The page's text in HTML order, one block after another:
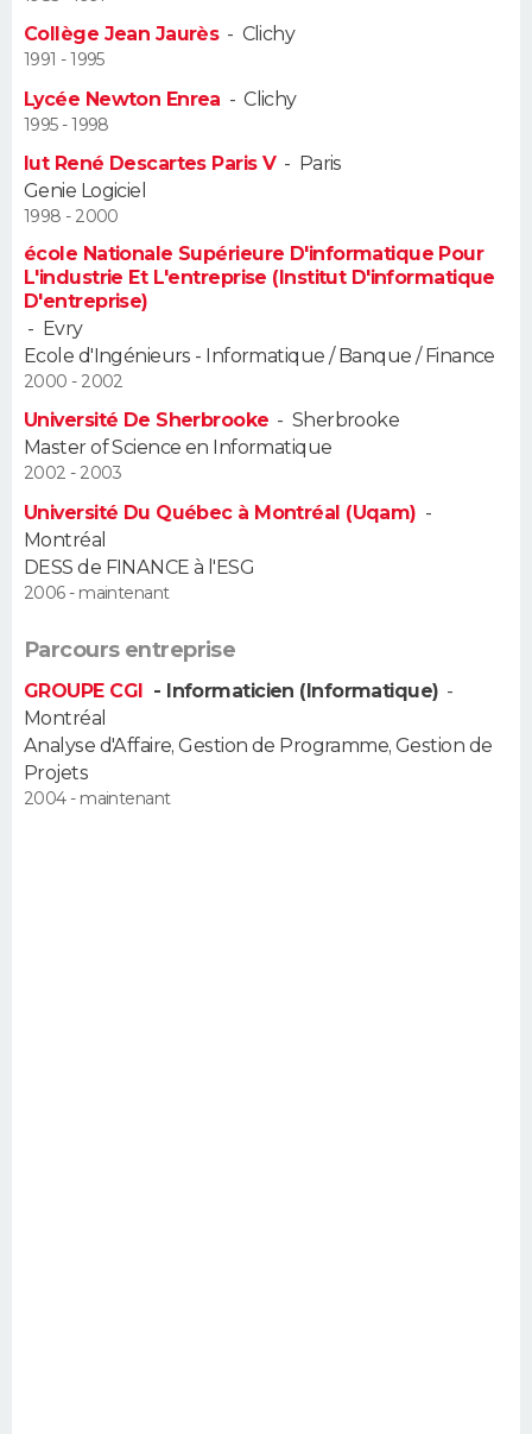
Alimentation
Guide de la santé
Maladies
Médicaments
Sommeil
VOYAGE
Destinations
City break
Voyage nature
Voyage de noces
Forum
Climat
+
PHOTO
GUIDES D'ACHAT
BONS PLANS
CARTE DE VOEUX
Carte de Noël
Carte Bonne année
Carte Saint-Valentin
Carte Pâques
Carte d'anniversaire
DICTIONNAIRE
Dictionnaire
Biographies
Citations
Expressions
Proverbes
PROGRAMME TV
COPAINS D'AVANT
FORUM
Bricolage
Lifestyle
Culture
Sport
Auto
Television
Voyage
Cinema
Collège Jean Jaurès- Clichy
1991 - 1995
Lycée Newton Enrea -Clichy
1995 - 1998
Iut René Descartes Paris V- Paris
Genie Logiciel
1998 - 2000
école Nationale Supérieure D'informatique Pour
L'industrie Et L'entreprise (Institut D'informatique
D'entreprise)
- Evry
Ecole d'Ingénieurs - Informatique / Banque / Finance
2000 - 2002
Université De Sherbrooke - Sherbrooke
Master of Science en Informatique
2002 - 2003
Université Du Québec à Montréal (Uqam) -
Montréal
DESS de FINANCE à l'ESG
2006 - maintenant
Parcours entreprise
GROUPE CGI - Informaticien (Informatique) -
Montréal
Analyse d'Affaire, Gestion de Programme, Gestion de
Projets
2004 - maintenant